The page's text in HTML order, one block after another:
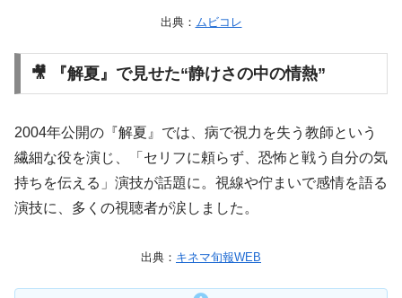
出典： ムビコレ
🎥 『解夏』で見せた“静けさの中の情熱”
2004年公開の『解夏』では、病で視力を失う教師という
繊細な役を演じ、「セリフに頼らず、恐怖と戦う自分の気
持ちを伝える」演技が話題に。視線や佇まいで感情を語る
演技に、多くの視聴者が涙しました。
出典： キネマ旬報WEB